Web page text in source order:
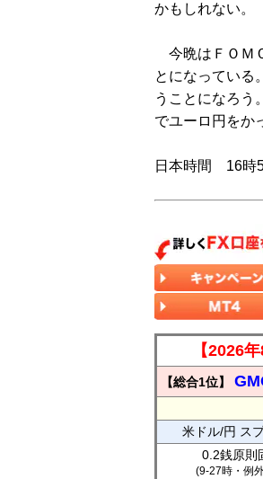
かもしれない。
今晩はＦＯＭ
とになっている
うことになろう
でユーロ円をか
日本時間 16時
【2026
【総合1位】
米ドル/円 ス
0.2銭原則
(9-27時・例